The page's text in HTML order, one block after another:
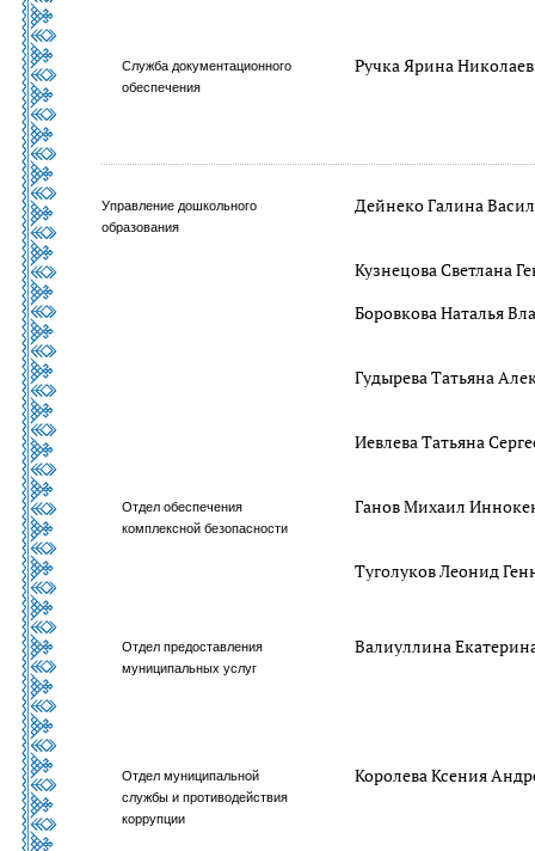
Служба документационного
обеспечения
Ручка Ярина
Управление дошкольного
образования
Дейнеко Галина
Кузнецова Светлана
Боровкова Наталья
Гудырева Татьяна
Иевлева Татьяна
Отдел обеспечения
комплексной безопасности
Ганов Михаил
Туголуков Леонид
Отдел предоставления
муниципальных услуг
Валиуллина
Отдел муниципальной
службы и противодействия
коррупции
Королева Ксения